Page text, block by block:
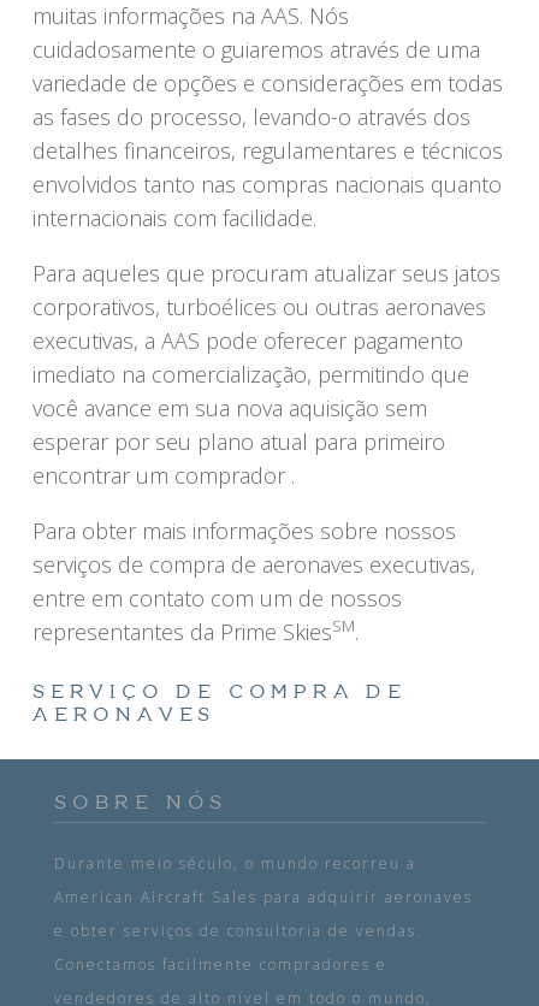
muitas informações na AAS. Nós
cuidadosamente o guiaremos através de uma
variedade de opções e considerações em todas
as fases do processo, levando-o através dos
detalhes financeiros, regulamentares e técnicos
envolvidos tanto nas compras nacionais quanto
internacionais com facilidade.
Para aqueles que procuram atualizar seus jatos
corporativos, turboélices ou outras aeronaves
executivas, a AAS pode oferecer pagamento
imediato na comercialização, permitindo que
você avance em sua nova aquisição sem
esperar por seu plano atual para primeiro
encontrar um comprador .
Para obter mais informações sobre nossos
serviços de compra de aeronaves executivas,
entre em contato com um de nossos
representantes da Prime SkiesSM.
SERVIÇO DE COMPRA DE
AERONAVES
SOBRE NÓS
Durante meio século, o mundo recorreu a
American Aircraft Sales para adquirir aeronaves
e obter serviços de consultoria de vendas.
Conectamos facilmente compradores e
vendedores de alto nível em todo o mundo,